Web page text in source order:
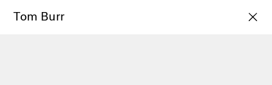
Tom Burr